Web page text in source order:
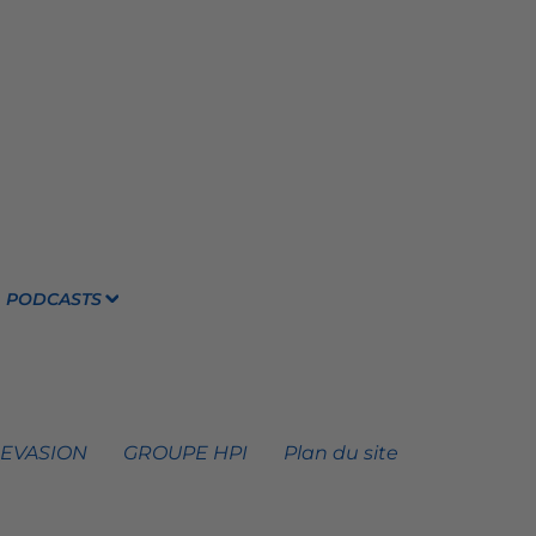
PODCASTS
GROUPE HPI Plan du site